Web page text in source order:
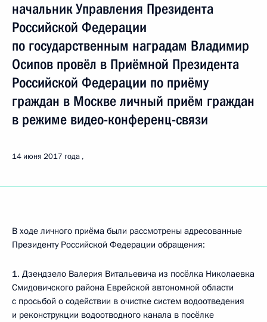
начальник Управления Президента
Российской Федерации
по государственным наградам Владимир
Осипов провёл в Приёмной Президента
Российской Федерации по приёму
граждан в Москве личный приём граждан
в режиме видео-конференц-связи
14 июня 2017 года
В ходе личного приёма были рассмотрены адресованные
Президенту Российской Федерации обращения:
1. Дзендзело Валерия Витальевича из посёлка Николаевка
Смидовичского района Еврейской автономной области
с просьбой о содействии в очистке систем водоотведения
и реконструкции водоотводного канала в посёлке